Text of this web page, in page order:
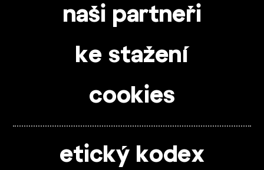
naši partneři
ke stažení
cookies
etický kodex